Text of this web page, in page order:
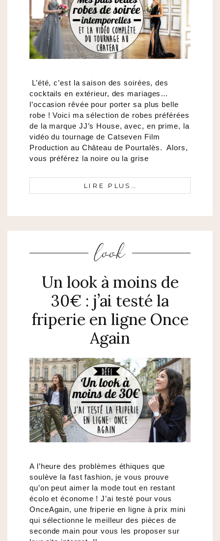
L’été, c’est la saison des soirées, des
cocktails en extérieur, des mariages…
l’occasion rêvée pour porter sa plus belle
robe ! Voici ma sélection de robes préférées
de la marque JJ’s House, avec, en prime, la
vidéo du tournage de Catseven Film
Production au Château de Pourtalès. Alors,
vous préférez la noire ou la grise
LIRE PLUS…
look
Un look à moins de
30€ : j’ai testé la
friperie en ligne Once
Again
A l’heure des problèmes éthiques que
soulève la fast fashion, je vous prouve
qu’on peut aimer la mode tout en restant
écolo et économe ! J’ai testé pour vous
OnceAgain, une friperie en ligne à prix mini
qui sélectionne le meilleur des pièces de
seconde main pour vous les proposer sur